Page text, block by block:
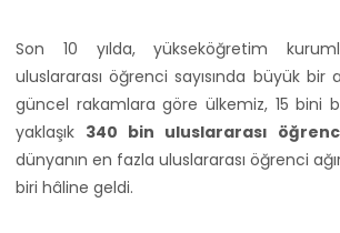
Son 10 yılda, yükseköğretim
uluslararası öğrenci sayısında büyük bir
güncel rakamlara göre ülkemiz, 15 bini
yaklaşık 340 bin uluslararası
dünyanın en fazla uluslararası öğrenci
biri hâline geldi.